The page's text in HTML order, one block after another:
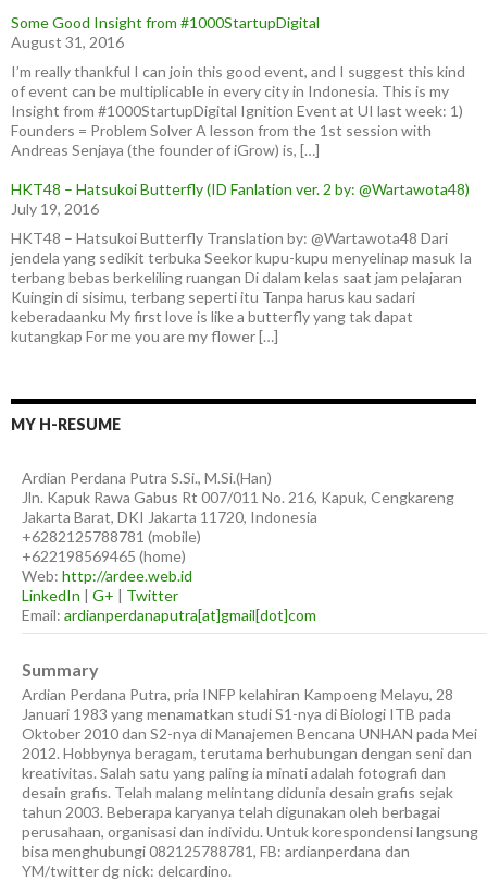
Some Good Insight from #1000StartupDigital
August 31, 2016
I’m really thankful I can join this good event, and I suggest this kind
of event can be multiplicable in every city in Indonesia. This is my
Insight from #1000StartupDigital Ignition Event at UI last week: 1)
Founders = Problem Solver A lesson from the 1st session with
Andreas Senjaya (the founder of iGrow) is, […]
HKT48 – Hatsukoi Butterfly (ID Fanlation ver. 2 by: @Wartawota48)
July 19, 2016
HKT48 – Hatsukoi Butterfly Translation by: @Wartawota48 Dari
jendela yang sedikit terbuka Seekor kupu-kupu menyelinap masuk Ia
terbang bebas berkeliling ruangan Di dalam kelas saat jam pelajaran
Kuingin di sisimu, terbang seperti itu Tanpa harus kau sadari
keberadaanku My first love is like a butterfly yang tak dapat
kutangkap For me you are my flower […]
MY H-RESUME
Ardian Perdana Putra S.Si., M.Si.(Han)
Jln. Kapuk Rawa Gabus Rt 007/011 No. 216, Kapuk, Cengkareng
Jakarta Barat, DKI Jakarta 11720, Indonesia
+6282125788781 (mobile)
+622198569465 (home)
Web: http://ardee.web.id
LinkedIn | G+ | Twitter
Email: ardianperdanaputra[at]gmail[dot]com
Summary
Ardian Perdana Putra, pria INFP kelahiran Kampoeng Melayu, 28
Januari 1983 yang menamatkan studi S1-nya di Biologi ITB pada
Oktober 2010 dan S2-nya di Manajemen Bencana UNHAN pada Mei
2012. Hobbynya beragam, terutama berhubungan dengan seni dan
kreativitas. Salah satu yang paling ia minati adalah fotografi dan
desain grafis. Telah malang melintang didunia desain grafis sejak
tahun 2003. Beberapa karyanya telah digunakan oleh berbagai
perusahaan, organisasi dan individu. Untuk korespondensi langsung
bisa menghubungi 082125788781, FB: ardianperdana dan
YM/twitter dg nick: delcardino.